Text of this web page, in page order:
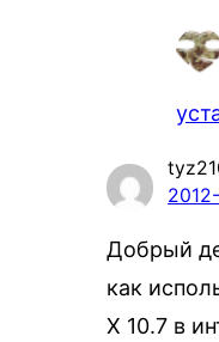
Добрый
как
X 10.7 в